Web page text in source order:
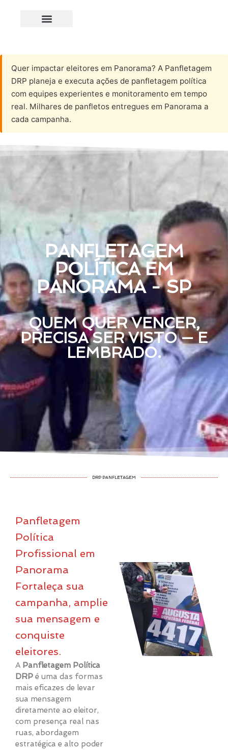
Quer impactar eleitores em Panorama? A Panfletagem
DRP planeja e executa ações de panfletagem política
com equipes experientes e monitoramento em tempo
real. Milhares de panfletos entregues em Panorama a
cada campanha.
PANFLETAGEM
POLÍTICA EM
PANORAMA - SP
QUEM QUER VENCER,
PRECISA SER VISTO — E
LEMBRADO.
DRP PANFLETAGEM
Panfletagem
Política
Profissional em
Panorama
Fortaleça sua
campanha, amplie
sua mensagem e
conquiste
eleitores.
A Panfletagem Política
DRP é uma das formas
mais eficazes de levar
sua mensagem
diretamente ao eleitor,
com presença real nas
ruas, abordagem
estratégica e alto poder